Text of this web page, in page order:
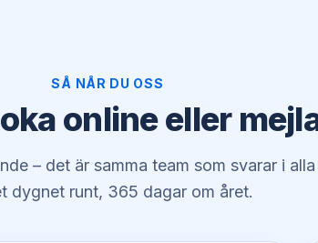
SÅ NÅR DU OSS
online eller
– det är samma team som svarar i
dygnet runt, 365 dagar om året.